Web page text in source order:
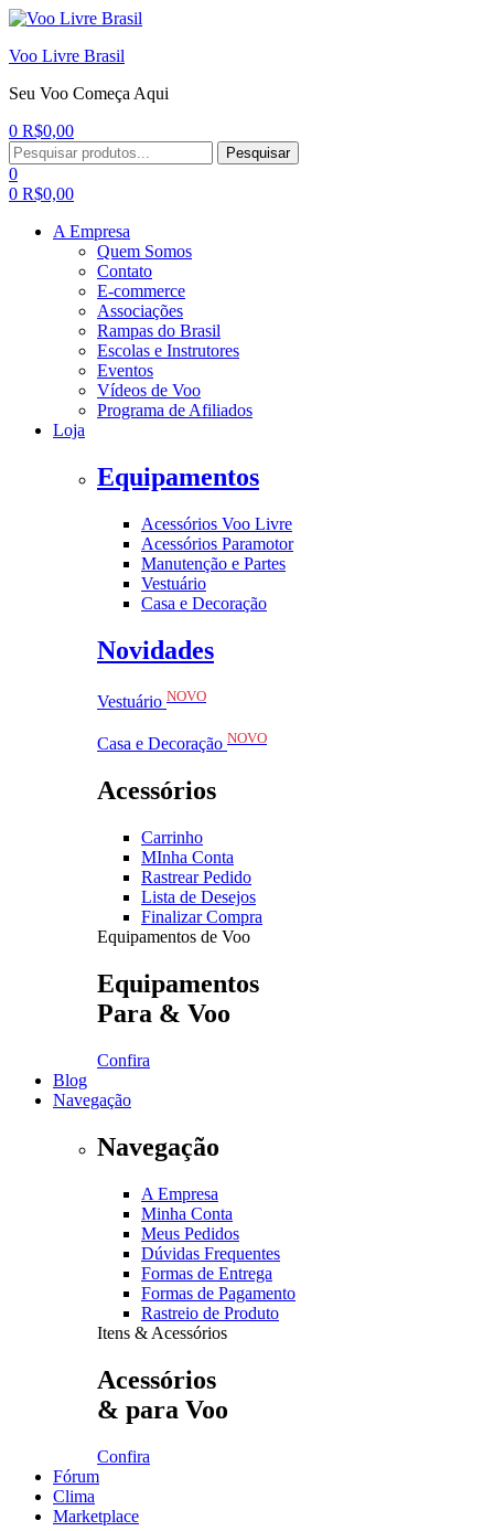
Voo Livre Brasil
Seu Voo Começa Aqui
0 R$0,00
Menu
Procurar: Pesquisar
0
0 R$0,00
A Empresa
Quem Somos
Contato
E-commerce
Associações
Rampas do Brasil
Escolas e Instrutores
Eventos
Vídeos de Voo
Programa de Afiliados
Loja
Equipamentos
Acessórios Voo Livre
Acessórios Paramotor
Manutenção e Partes
Vestuário
Casa e Decoração
Novidades
Vestuário NOVO
Casa e Decoração NOVO
Acessórios
Carrinho
MInha Conta
Rastrear Pedido
Lista de Desejos
Finalizar Compra
Equipamentos de Voo
Equipamentos
Para & Voo
Confira
Blog
Navegação
Navegação
A Empresa
Minha Conta
Meus Pedidos
Dúvidas Frequentes
Formas de Entrega
Formas de Pagamento
Rastreio de Produto
Itens & Acessórios
Acessórios
& para Voo
Confira
Fórum
Clima
Marketplace